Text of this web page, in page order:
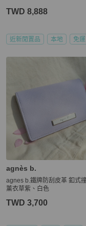
TWD 8,888
近新閒置品 本地 免運
agnès b.
agnes b.鐵牌防刮皮革 釦式
薰衣草紫、白色
TWD 3,700